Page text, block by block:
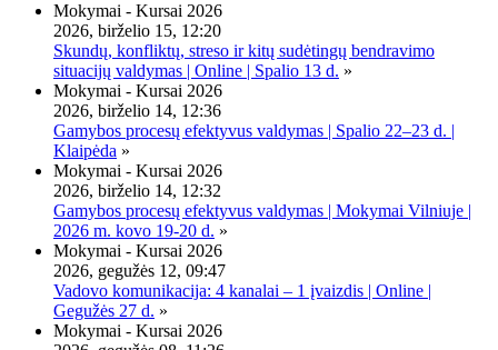
Mokymai - Kursai 2026
2026, birželio 15, 12:20
Skundų, konfliktų, streso ir kitų sudėtingų bendravimo
situacijų valdymas | Online | Spalio 13 d. »
Mokymai - Kursai 2026
2026, birželio 14, 12:36
Gamybos procesų efektyvus valdymas | Spalio 22–23 d. |
Klaipėda »
Mokymai - Kursai 2026
2026, birželio 14, 12:32
Gamybos procesų efektyvus valdymas | Mokymai Vilniuje |
2026 m. kovo 19-20 d. »
Mokymai - Kursai 2026
2026, gegužės 12, 09:47
Vadovo komunikacija: 4 kanalai – 1 įvaizdis | Online |
Gegužės 27 d. »
Mokymai - Kursai 2026